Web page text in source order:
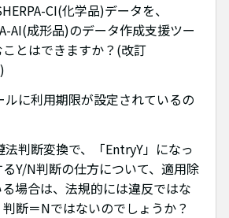
CI(化学品)データを、
AI(成形品)のデータ作成支援ツー
とはできますか？(改訂
ルに利用期限が設定されているの
判断変換で、「EntryY」になっ
Y/N判断の仕方について、適用除
場合は、法規的には違反ではな
断＝Nではないのでしょうか？